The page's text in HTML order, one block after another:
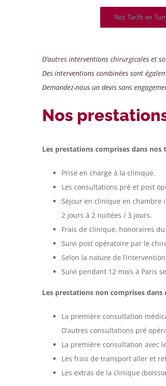
Nos Tarifs en
D’autres interventions chirurgicales et
Des interventions combinées sont
Demandez-nous un devis sans
Nos
Les prestations comprises dans nos
Prise en charge à la clinique.
Les consultations pré et post
Séjour en clinique en
2 jours à 2 nuitées / 3 jours.
Frais de clinique, honoraires
Suivi post opératoire par le
Selon la nature de
Suivi pendant 12 mois à Paris
Les prestations non comprises dans
La première consultation
D’autres consultations pré
La première consultation avec
Les frais de transport aller et
Les extras de la clinique